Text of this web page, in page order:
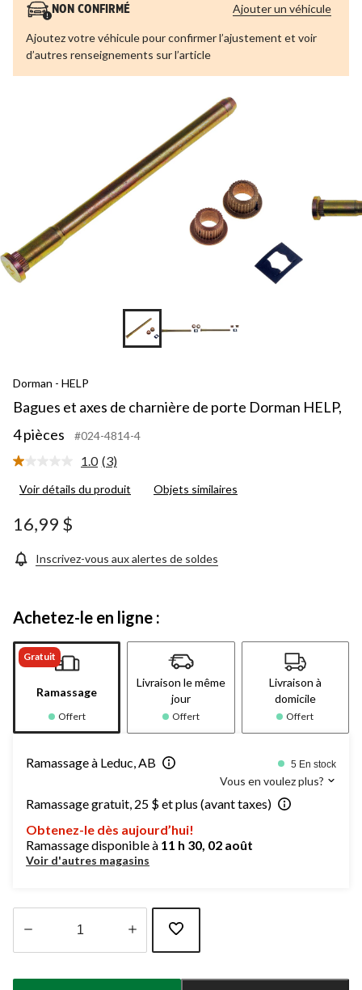
NON CONFIRMÉ
Ajoutez votre véhicule pour confirmer l’ajustement et voir
d’autres renseignements sur l’article
Ajouter un véhicule
Dorman - HELP
Bagues et axes de charnière de porte Dorman HELP,
4 pièces
#024-4814-4
1.0 Lire
3
même
page.
(3)
Voir détails du produit Objets similaires
16,99 $
Inscrivez-vous aux alertes de soldes
Achetez-le en ligne :
Gratuit
Ramassage
Offert
Livraison le même
jour
Offert
Livraison à
domicile
Offert
Ramassage à Leduc, AB 5 En stock
Vous en voulez plus?
Ramassage gratuit, 25 $ et plus (avant taxes)
Obtenez-le dès aujourd’hui!
Ramassage disponible à 11 h 30, 02 août
Voir d'autres magasins